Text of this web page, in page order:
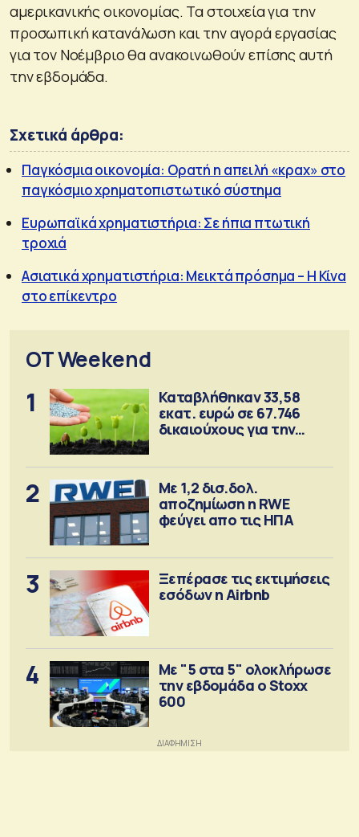
αμερικανικής οικονομίας. Τα στοιχεία για την
προσωπική κατανάλωση και την αγορά εργασίας
για τον Νοέμβριο θα ανακοινωθούν επίσης αυτή
την εβδομάδα.
Σχετικά άρθρα:
Παγκόσμια οικονομία: Ορατή η απειλή «κραχ» στο
παγκόσμιο χρηματοπιστωτικό σύστημα
Ευρωπαϊκά χρηματιστήρια: Σε ήπια πτωτική
τροχιά
Ασιατικά χρηματιστήρια: Μεικτά πρόσημα – Η Κίνα
στο επίκεντρο
OT Weekend
1
Καταβλήθηκαν 33,58
εκατ. ευρώ σε 67.746
δικαιούχους για την
2
Με 1,2 δισ.δολ.
αποζημίωση η RWE
φεύγει απο τις ΗΠΑ
3
Ξεπέρασε τις εκτιμήσεις
εσόδων η Airbnb
4
Με "5 στα 5" ολοκλήρωσε
την εβδομάδα ο Stoxx
600